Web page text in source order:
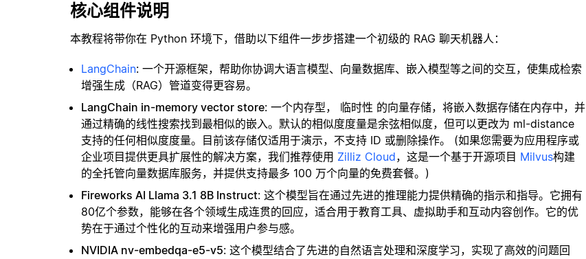
核心组件说明
本教程将带你在 Python 环境下，借助以下组件一步步搭建一个初级的 RAG 聊天机器人：
LangChain: 一个开源框架，帮助你协调大语言模型、向量数据库、嵌入模型等之间的交互，使集成检索
增强生成（RAG）管道变得更容易。
LangChain in-memory vector store: 一个内存型， 临时性 的向量存储，将嵌入数据存储在内存中，并
通过精确的线性搜索找到最相似的嵌入。默认的相似度度量是余弦相似度，但可以更改为 ml-distance
支持的任何相似度度量。目前该存储仅适用于演示，不支持 ID 或删除操作。 (如果您需要为应用程序或
企业项目提供更具扩展性的解决方案，我们推荐使用 Zilliz Cloud，这是一个基于开源项目 Milvus构建
的全托管向量数据库服务，并提供支持最多 100 万个向量的免费套餐。)
Fireworks AI Llama 3.1 8B Instruct: 这个模型旨在通过先进的推理能力提供精确的指示和指导。它拥有
80亿个参数，能够在各个领域生成连贯的回应，适合用于教育工具、虚拟助手和互动内容创作。它的优
势在于通过个性化的互动来增强用户参与感。
NVIDIA nv-embedqa-e5-v5: 这个模型结合了先进的自然语言处理和深度学习，实现了高效的问题回